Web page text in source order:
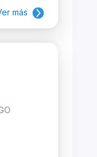
más